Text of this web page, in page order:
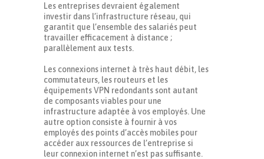
Les entreprises devraient également
investir dans l’infrastructure réseau, qui
garantit que l’ensemble des salariés peut
travailler efficacement à distance ;
parallèlement aux tests.
Les connexions internet à très haut débit, les
commutateurs, les routeurs et les
équipements VPN redondants sont autant
de composants viables pour une
infrastructure adaptée à vos employés. Une
autre option consiste à fournir à vos
employés des points d’accès mobiles pour
accéder aux ressources de l’entreprise si
leur connexion internet n’est pas suffisante.